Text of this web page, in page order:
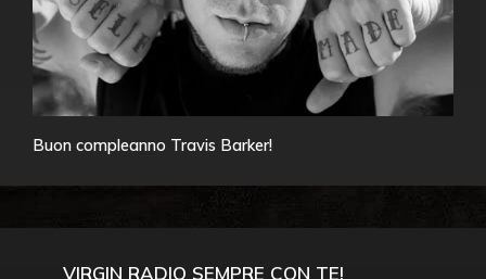
Buon compleanno Travis Barker!
VIRGIN RADIO SEMPRE CON TE!